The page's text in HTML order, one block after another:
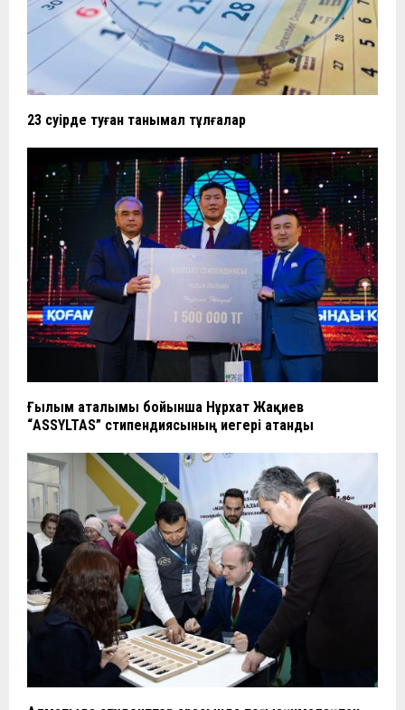
23 сәуірде туған танымал тұлғалар
Ғылым аталымы бойынша Нұрхат Жақиев
“ASSYLTAS” стипендиясының иегері атанды